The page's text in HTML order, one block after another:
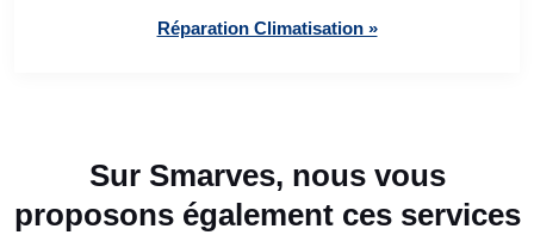
Réparation Climatisation »
Sur Smarves, nous vous
proposons également ces services